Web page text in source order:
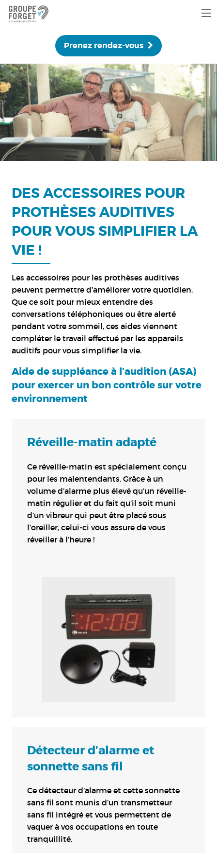
Prenez rendez-vous
DES ACCESSOIRES POUR
PROTHÈSES AUDITIVES
POUR VOUS SIMPLIFIER LA
VIE !
Les accessoires pour les prothèses auditives
peuvent permettre d’améliorer votre quotidien.
Que ce soit pour mieux entendre des
conversations téléphoniques ou être alerté
pendant votre sommeil, ces aides viennent
compléter le travail effectué par les appareils
auditifs pour vous simplifier la vie.
Aide de suppléance à l’audition (ASA)
pour exercer un bon contrôle sur votre
environnement
Réveille-matin adapté
Ce réveille-matin est spécialement conçu
pour les malentendants. Grâce à un
volume d’alarme plus élevé qu’un réveille-
matin régulier et du fait qu’il soit muni
d’un vibreur qui peut être placé sous
l’oreiller, celui-ci vous assure de vous
réveiller à l’heure !
Détecteur d’alarme et
sonnette sans fil
Ce détecteur d’alarme et cette sonnette
sans fil sont munis d’un transmetteur
sans fil intégré et vous permettent de
vaquer à vos occupations en toute
tranquillité.